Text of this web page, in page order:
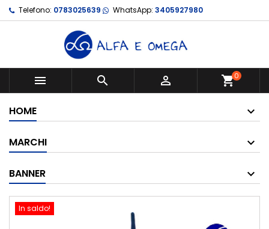
Telefono: 0783025639 WhatsApp: 3405927980
   shopping_cart0
HOME
MARCHI
BANNER
In saldo!